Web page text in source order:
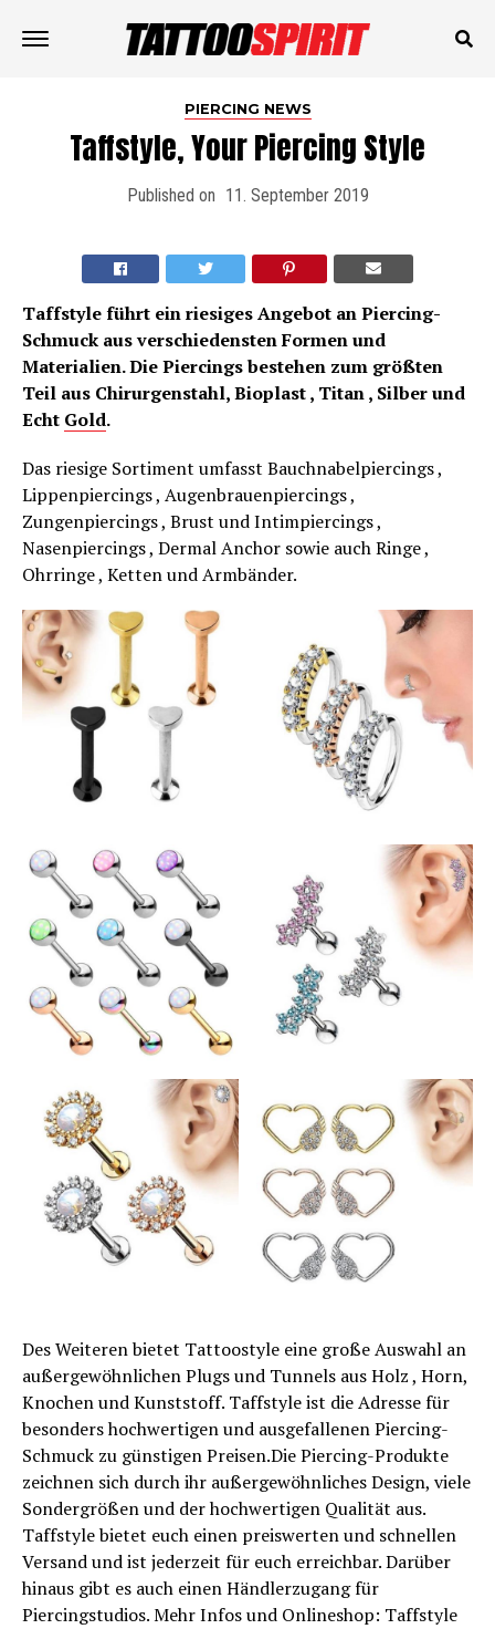
PIERCING NEWS
Taffstyle, Your Piercing Style
Published on 11. September 2019
Taffstyle führt ein riesiges Angebot an Piercing-
Schmuck aus verschiedensten Formen und
Materialien. Die Piercings bestehen zum größten
Teil aus Chirurgenstahl, Bioplast , Titan , Silber und
Echt Gold.
Das riesige Sortiment umfasst Bauchnabelpiercings ,
Lippenpiercings , Augenbrauenpiercings ,
Zungenpiercings , Brust und Intimpiercings ,
Nasenpiercings , Dermal Anchor sowie auch Ringe ,
Ohrringe , Ketten und Armbänder.
Des Weiteren bietet Tattoostyle eine große Auswahl an
außergewöhnlichen Plugs und Tunnels aus Holz , Horn,
Knochen und Kunststoff. Taffstyle ist die Adresse für
besonders hochwertigen und ausgefallenen Piercing-
Schmuck zu günstigen Preisen.Die Piercing-Produkte
zeichnen sich durch ihr außergewöhnliches Design, viele
Sondergrößen und der hochwertigen Qualität aus.
Taffstyle bietet euch einen preiswerten und schnellen
Versand und ist jederzeit für euch erreichbar. Darüber
hinaus gibt es auch einen Händlerzugang für
Piercingstudios. Mehr Infos und Onlineshop: Taffstyle